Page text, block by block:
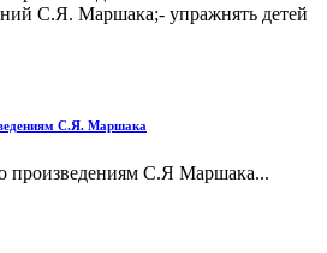
С.Я. Маршака;- упражнять детей
С.Я. Маршака
произведениям С.Я Маршака...